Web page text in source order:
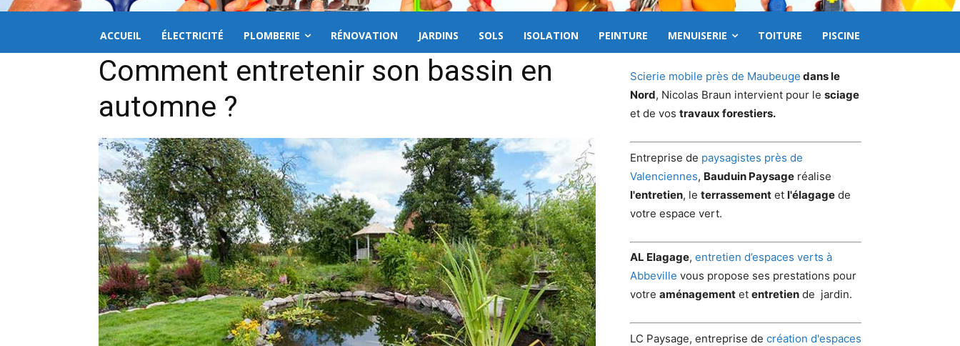
ACCUEIL ÉLECTRICITÉ PLOMBERIE RÉNOVATION JARDINS SOLS ISOLATION PEINTURE MENUISERIE TOITURE PISCINE
Comment entretenir son bassin en
automne ?
Scierie mobile près de Maubeuge dans le
Nord, Nicolas Braun intervient pour le sciage
et de vos travaux forestiers.
Entreprise de paysagistes près de
Valenciennes, Bauduin Paysage réalise
l'entretien, le terrassement et l'élagage de
votre espace vert.
AL Elagage, entretien d’espaces verts à
Abbeville vous propose ses prestations pour
votre aménagement et entretien de jardin.
LC Paysage, entreprise de création d'espaces